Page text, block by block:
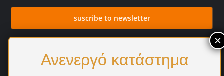
suscribe to newsletter